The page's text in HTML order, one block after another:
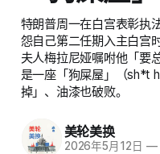
特朗普周一在白宫表彰执
怨自己第二任期入主白宫
夫人梅拉尼娅嘱咐他「要
是一座「狗屎屋」（sh*t
掉」、油漆也破败。
美轮美换
2026年5月12日 —